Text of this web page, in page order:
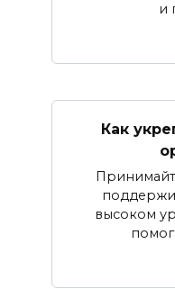
и
Как
высоком